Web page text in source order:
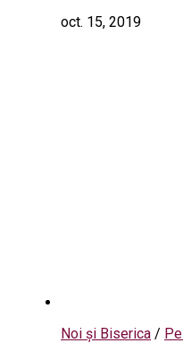
oct. 15, 2019
Noi și Biserica /